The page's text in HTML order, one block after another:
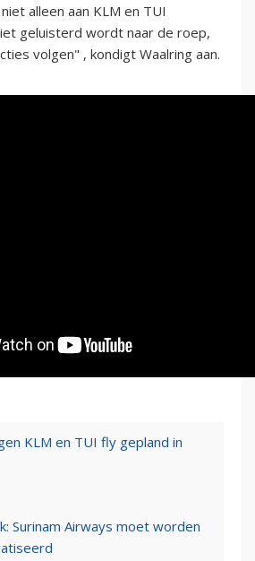
alleen aan KLM en TUI
geluisterd wordt naar de roep,
volgen" , kondigt Waalring aan.
KLM en TUI fly gepland in
Surinam Airways moet worden